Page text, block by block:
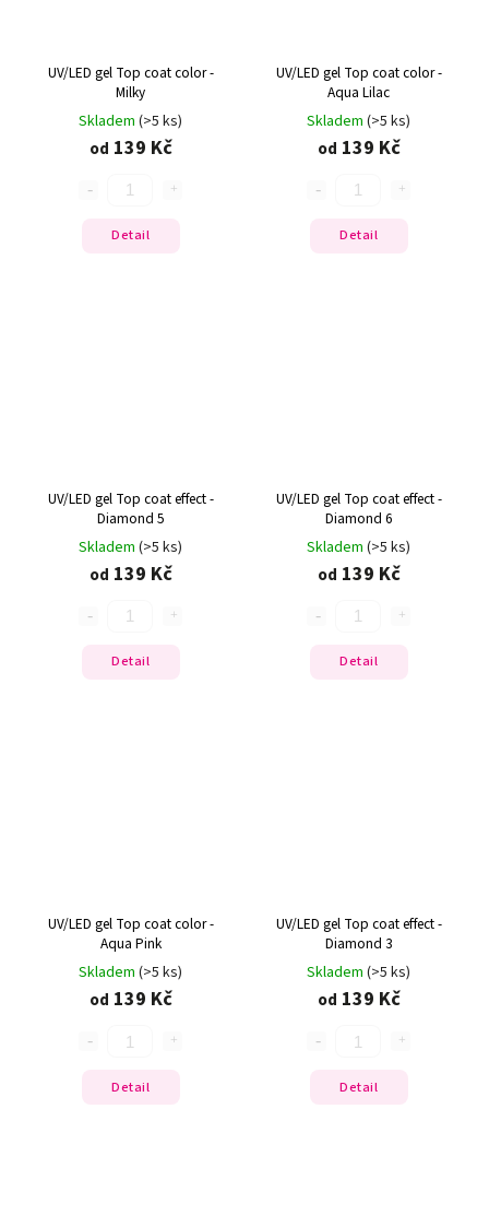
UV/LED gel Top coat color -
Milky
Skladem (>5 ks)
od 139 Kč
Detail
UV/LED gel Top coat color -
Aqua Lilac
Skladem (>5 ks)
od 139 Kč
Detail
UV/LED gel Top coat effect -
Diamond 5
Skladem (>5 ks)
od 139 Kč
Detail
UV/LED gel Top coat effect -
Diamond 6
Skladem (>5 ks)
od 139 Kč
Detail
UV/LED gel Top coat color -
Aqua Pink
Skladem (>5 ks)
od 139 Kč
Detail
UV/LED gel Top coat effect -
Diamond 3
Skladem (>5 ks)
od 139 Kč
Detail